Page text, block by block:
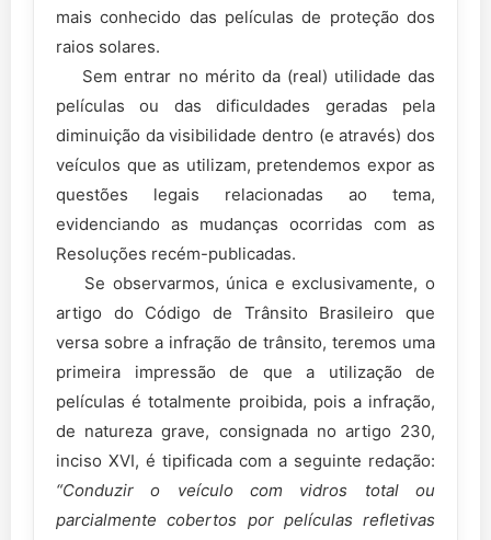
mais conhecido das películas de proteção dos
raios solares.
Sem entrar no mérito da (real) utilidade das
películas ou das dificuldades geradas pela
diminuição da visibilidade dentro (e através) dos
veículos que as utilizam, pretendemos expor as
questões legais relacionadas ao tema,
evidenciando as mudanças ocorridas com as
Resoluções recém-publicadas.
Se observarmos, única e exclusivamente, o
artigo do Código de Trânsito Brasileiro que
versa sobre a infração de trânsito, teremos uma
primeira impressão de que a utilização de
películas é totalmente proibida, pois a infração,
de natureza grave, consignada no artigo 230,
inciso XVI, é tipificada com a seguinte redação:
“Conduzir o veículo com vidros total ou
parcialmente cobertos por películas refletivas